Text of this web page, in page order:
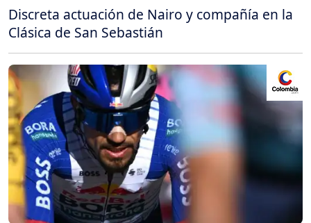
Discreta actuación de Nairo y compañía en la
Clásica de San Sebastián